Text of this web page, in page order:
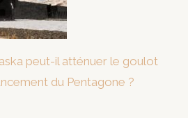
peut-il atténuer le goulot
du Pentagone ?